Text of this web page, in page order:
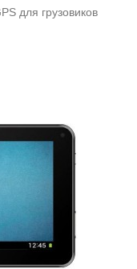
для грузовиков